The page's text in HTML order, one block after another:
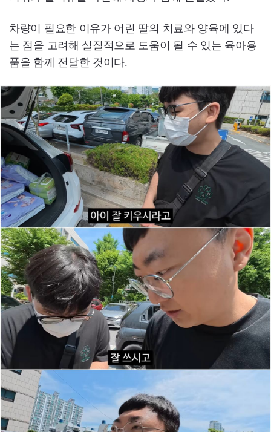
차량이 필요한 이유가 어린 딸의 치료와 양육에 있다
는 점을 고려해 실질적으로 도움이 될 수 있는 육아용
품을 함께 전달한 것이다.